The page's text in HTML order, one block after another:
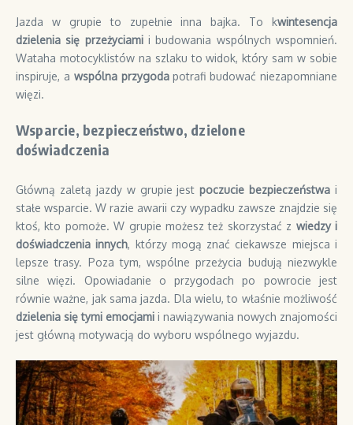
Jazda w grupie to zupełnie inna bajka. To kwintesencja
dzielenia się przeżyciamii budowania wspólnych wspomnień.
Wataha motocyklistów na szlaku to widok, który sam w sobie
inspiruje, a wspólna przygodapotrafi budować niezapomniane
więzi.
Wsparcie, bezpieczeństwo, dzielone
doświadczenia
Główną zaletą jazdy w grupie jestpoczucie bezpieczeństwa i
stałe wsparcie. W razie awarii czy wypadku zawsze znajdzie się
ktoś, kto pomoże. W grupie możesz też skorzystać z wiedzy i
doświadczenia innych, którzy mogą znać ciekawsze miejsca i
lepsze trasy. Poza tym, wspólne przeżycia budują niezwykle
silne więzi. Opowiadanie o przygodach po powrocie jest
równie ważne, jak sama jazda. Dla wielu, to właśnie możliwość
dzielenia się tymi emocjami i nawiązywania nowych znajomości
jest główną motywacją do wyboru wspólnego wyjazdu.